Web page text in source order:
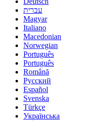
עברית
Magyar
Italiano
Macedonian
Norwegian
Português
Português
Română
Русский
Español
Svenska
Türkçe
Українська